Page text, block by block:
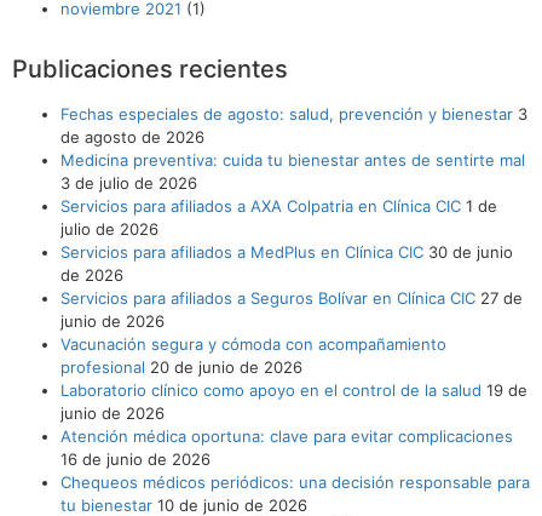
noviembre 2021 (1)
Publicaciones recientes
Fechas especiales de agosto: salud, prevención y bienestar 3
de agosto de 2026
Medicina preventiva: cuida tu bienestar antes de sentirte mal
3 de julio de 2026
Servicios para afiliados a AXA Colpatria en Clínica CIC 1 de
julio de 2026
Servicios para afiliados a MedPlus en Clínica CIC 30 de junio
de 2026
Servicios para afiliados a Seguros Bolívar en Clínica CIC 27 de
junio de 2026
Vacunación segura y cómoda con acompañamiento
profesional 20 de junio de 2026
Laboratorio clínico como apoyo en el control de la salud 19 de
junio de 2026
Atención médica oportuna: clave para evitar complicaciones
16 de junio de 2026
Chequeos médicos periódicos: una decisión responsable para
tu bienestar 10 de junio de 2026